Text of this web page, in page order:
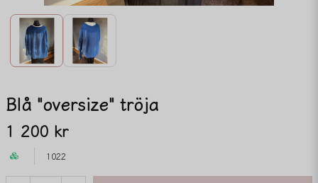
Blå "oversize" tröja
1 200 kr
1022